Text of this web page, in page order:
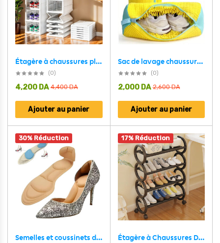
Étagère à chaussures pliable transparente à 6 niveaux facile à ranger – منظم أحذية قابل للطي وسهل التركيب
(0)
4,400DA
4,200 DA
Ajouter au panier
Sac de lavage chaussures pour machine à laver en microfibre 1Pcs – كيس من ميكروفيبر لغسل الأحذية في الغسالة
(0)
2,600DA
2,000 DA
Ajouter au panier
30% Réduction
Semelles et coussinets de chaussures talons pour femmes 1 Paire
17% Réduction
Étagère à Chaussures Design Compact avec Roulettes – حامل أحذية مبتكر متنقل